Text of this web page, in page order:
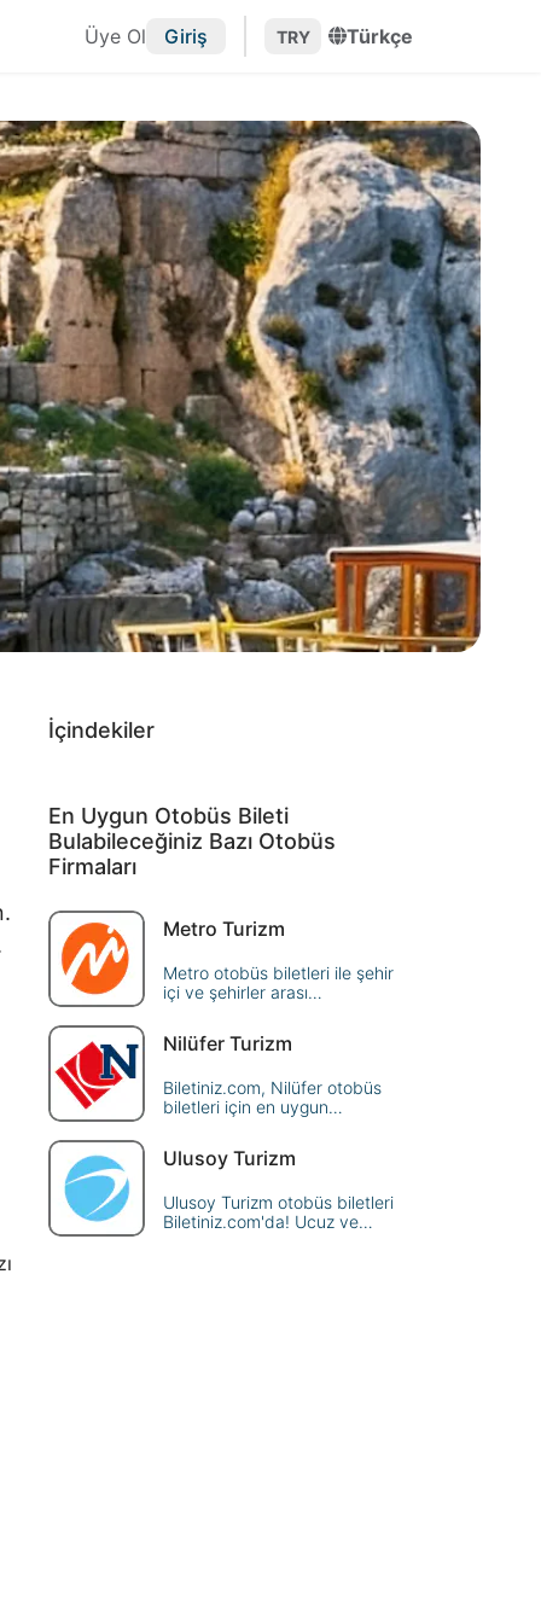
Üye Ol Giriş TRY Türkçe
İçindekiler
En Uygun Otobüs Bileti
Bulabileceğiniz Bazı Otobüs
Firmaları
Metro Turizm
Metro otobüs biletleri ile şehir
içi ve şehirler arası
planlayın. Hızlı ve kolay
rezervasyon seçenekleriyle
Nilüfer Turizm
Biletiniz.com, Nilüfer otobüs
biletleri için en uygun
ve güvenilir seyahatin tadını
Ulusoy Turizm
Ulusoy Turizm otobüs biletleri
Biletiniz.com'da! Ucuz ve